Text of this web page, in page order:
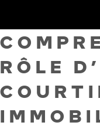
RÔLE